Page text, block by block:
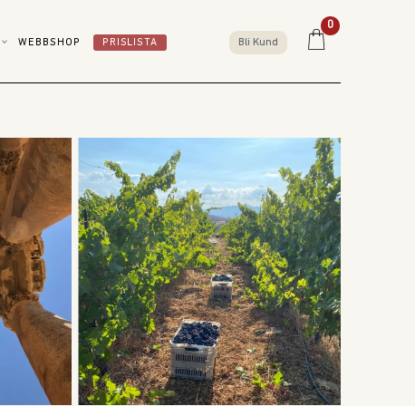
WEBBSHOP PRISLISTA Bli Kund
0